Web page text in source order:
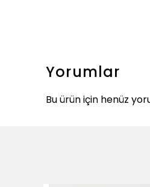
Yorumlar
Bu ürün için henüz